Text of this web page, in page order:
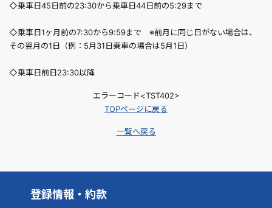
◇乗車日45日前の23:30から乗車日44日前の5:29まで
◇乗車日1ヶ月前の7:30から9:59まで ※前月に同じ日がない場合は、
その翌月の1日（例：5月31日乗車の場合は5月1日）
◇乗車日前日23:30以降
エラーコード<TST402>
TOPページに戻る
一覧へ戻る
登録情報・約款